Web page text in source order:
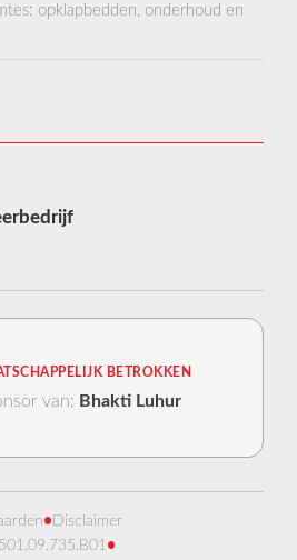
opklapbedden, onderhoud en
BETROKKEN
van: Bhakti Luhur
• Disclaimer
•